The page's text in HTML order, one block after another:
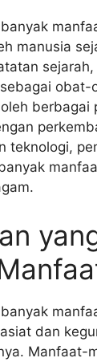
manusia
obat-
berbagai
teknologi,
dan
Manfaat-